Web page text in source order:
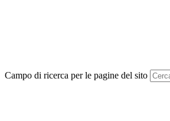
Campo di ricerca per le pagine del sito